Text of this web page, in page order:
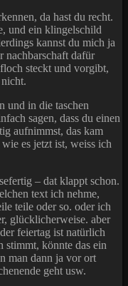
da hast du recht.
und ein klingelschild
kannst du mich ja
nachbarschaft dafür
steckt und vorgibt,
und in die taschen
sagen, dass du einen
aufnimmst, das kam
es jetzt ist, weiss ich
– dat klappt schon.
text ich nehme,
teile oder so. oder ich
glücklicherweise. aber
feiertag ist natürlich
stimmt, könnte das ein
man dann ja vor ort
geht usw.